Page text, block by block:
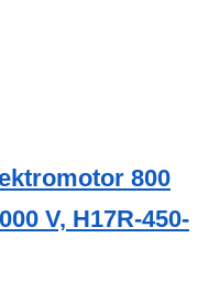
800
V, H17R-450-